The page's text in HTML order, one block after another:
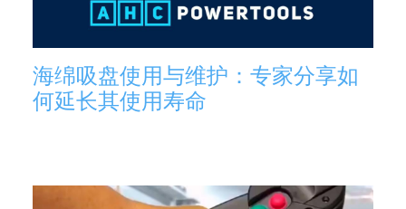
海绵吸盘使用与维护：专家分享如
何延长其使用寿命